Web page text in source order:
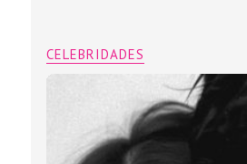
CELEBRIDADES